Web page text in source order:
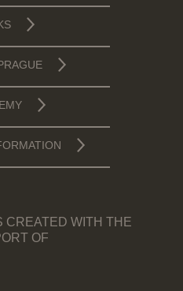
CREATED WITH THE
OF